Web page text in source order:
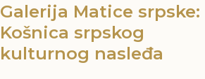
Galerija Matice srpske:
Košnica srpskog
kulturnog nasleđa